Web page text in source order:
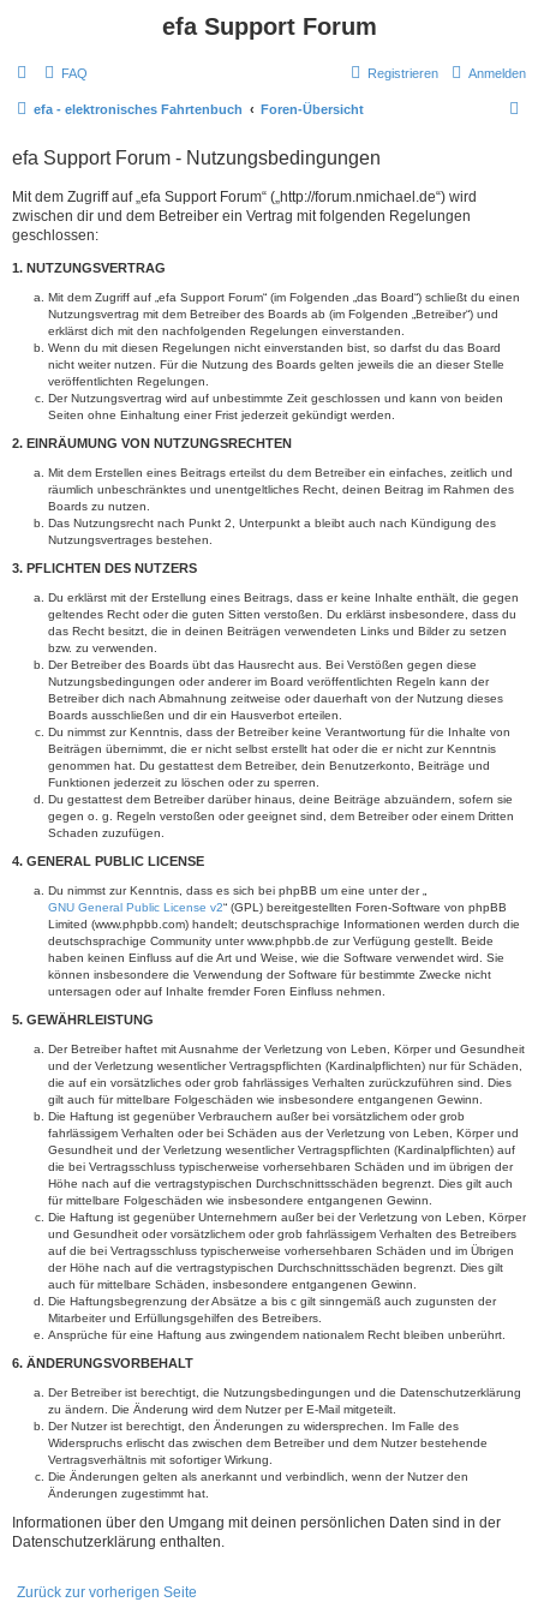
efa Support Forum
FAQ Anmelden
Registrieren
efa - elektronisches Fahrtenbuch Foren-Übersicht
efa Support Forum - Nutzungsbedingungen
Mit dem Zugriff auf „efa Support Forum“ („http://forum.nmichael.de“) wird
zwischen dir und dem Betreiber ein Vertrag mit folgenden Regelungen
geschlossen:
1. NUTZUNGSVERTRAG
Mit dem Zugriff auf „efa Support Forum“ (im Folgenden „das Board“) schließt du einen
Nutzungsvertrag mit dem Betreiber des Boards ab (im Folgenden „Betreiber“) und
erklärst dich mit den nachfolgenden Regelungen einverstanden.
Wenn du mit diesen Regelungen nicht einverstanden bist, so darfst du das Board
nicht weiter nutzen. Für die Nutzung des Boards gelten jeweils die an dieser Stelle
veröffentlichten Regelungen.
Der Nutzungsvertrag wird auf unbestimmte Zeit geschlossen und kann von beiden
Seiten ohne Einhaltung einer Frist jederzeit gekündigt werden.
2. EINRÄUMUNG VON NUTZUNGSRECHTEN
Mit dem Erstellen eines Beitrags erteilst du dem Betreiber ein einfaches, zeitlich und
räumlich unbeschränktes und unentgeltliches Recht, deinen Beitrag im Rahmen des
Boards zu nutzen.
Das Nutzungsrecht nach Punkt 2, Unterpunkt a bleibt auch nach Kündigung des
Nutzungsvertrages bestehen.
3. PFLICHTEN DES NUTZERS
Du erklärst mit der Erstellung eines Beitrags, dass er keine Inhalte enthält, die gegen
geltendes Recht oder die guten Sitten verstoßen. Du erklärst insbesondere, dass du
das Recht besitzt, die in deinen Beiträgen verwendeten Links und Bilder zu setzen
bzw. zu verwenden.
Der Betreiber des Boards übt das Hausrecht aus. Bei Verstößen gegen diese
Nutzungsbedingungen oder anderer im Board veröffentlichten Regeln kann der
Betreiber dich nach Abmahnung zeitweise oder dauerhaft von der Nutzung dieses
Boards ausschließen und dir ein Hausverbot erteilen.
Du nimmst zur Kenntnis, dass der Betreiber keine Verantwortung für die Inhalte von
Beiträgen übernimmt, die er nicht selbst erstellt hat oder die er nicht zur Kenntnis
genommen hat. Du gestattest dem Betreiber, dein Benutzerkonto, Beiträge und
Funktionen jederzeit zu löschen oder zu sperren.
Du gestattest dem Betreiber darüber hinaus, deine Beiträge abzuändern, sofern sie
gegen o. g. Regeln verstoßen oder geeignet sind, dem Betreiber oder einem Dritten
Schaden zuzufügen.
4. GENERAL PUBLIC LICENSE
Du nimmst zur Kenntnis, dass es sich bei phpBB um eine unter der „
GNU General Public License v2“ (GPL) bereitgestellten Foren-Software von phpBB
Limited (www.phpbb.com) handelt; deutschsprachige Informationen werden durch die
deutschsprachige Community unter www.phpbb.de zur Verfügung gestellt. Beide
haben keinen Einfluss auf die Art und Weise, wie die Software verwendet wird. Sie
können insbesondere die Verwendung der Software für bestimmte Zwecke nicht
untersagen oder auf Inhalte fremder Foren Einfluss nehmen.
5. GEWÄHRLEISTUNG
Der Betreiber haftet mit Ausnahme der Verletzung von Leben, Körper und Gesundheit
und der Verletzung wesentlicher Vertragspflichten (Kardinalpflichten) nur für Schäden,
die auf ein vorsätzliches oder grob fahrlässiges Verhalten zurückzuführen sind. Dies
gilt auch für mittelbare Folgeschäden wie insbesondere entgangenen Gewinn.
Die Haftung ist gegenüber Verbrauchern außer bei vorsätzlichem oder grob
fahrlässigem Verhalten oder bei Schäden aus der Verletzung von Leben, Körper und
Gesundheit und der Verletzung wesentlicher Vertragspflichten (Kardinalpflichten) auf
die bei Vertragsschluss typischerweise vorhersehbaren Schäden und im übrigen der
Höhe nach auf die vertragstypischen Durchschnittsschäden begrenzt. Dies gilt auch
für mittelbare Folgeschäden wie insbesondere entgangenen Gewinn.
Die Haftung ist gegenüber Unternehmern außer bei der Verletzung von Leben, Körper
und Gesundheit oder vorsätzlichem oder grob fahrlässigem Verhalten des Betreibers
auf die bei Vertragsschluss typischerweise vorhersehbaren Schäden und im Übrigen
der Höhe nach auf die vertragstypischen Durchschnittsschäden begrenzt. Dies gilt
auch für mittelbare Schäden, insbesondere entgangenen Gewinn.
Die Haftungsbegrenzung der Absätze a bis c gilt sinngemäß auch zugunsten der
Mitarbeiter und Erfüllungsgehilfen des Betreibers.
Ansprüche für eine Haftung aus zwingendem nationalem Recht bleiben unberührt.
6. ÄNDERUNGSVORBEHALT
Der Betreiber ist berechtigt, die Nutzungsbedingungen und die Datenschutzerklärung
zu ändern. Die Änderung wird dem Nutzer per E-Mail mitgeteilt.
Der Nutzer ist berechtigt, den Änderungen zu widersprechen. Im Falle des
Widerspruchs erlischt das zwischen dem Betreiber und dem Nutzer bestehende
Vertragsverhältnis mit sofortiger Wirkung.
Die Änderungen gelten als anerkannt und verbindlich, wenn der Nutzer den
Änderungen zugestimmt hat.
Informationen über den Umgang mit deinen persönlichen Daten sind in der
Datenschutzerklärung enthalten.
Zurück zur vorherigen Seite